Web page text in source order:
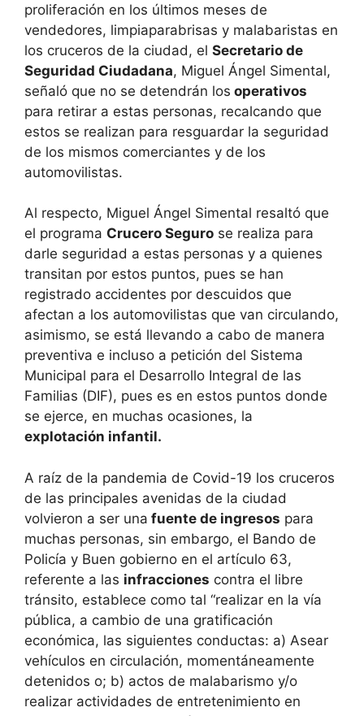
proliferación en los últimos meses de
vendedores, limpiaparabrisas y malabaristas en
los cruceros de la ciudad, el Secretario de
Seguridad Ciudadana, Miguel Ángel Simental,
señaló que no se detendrán los operativos
para retirar a estas personas, recalcando que
estos se realizan para resguardar la seguridad
de los mismos comerciantes y de los
automovilistas.
Al respecto, Miguel Ángel Simental resaltó que
el programa Crucero Seguro se realiza para
darle seguridad a estas personas y a quienes
transitan por estos puntos, pues se han
registrado accidentes por descuidos que
afectan a los automovilistas que van circulando,
asimismo, se está llevando a cabo de manera
preventiva e incluso a petición del Sistema
Municipal para el Desarrollo Integral de las
Familias (DIF), pues es en estos puntos donde
se ejerce, en muchas ocasiones, la
explotación infantil.
A raíz de la pandemia de Covid-19 los cruceros
de las principales avenidas de la ciudad
volvieron a ser una fuente de ingresos para
muchas personas, sin embargo, el Bando de
Policía y Buen gobierno en el artículo 63,
referente a las infracciones contra el libre
tránsito, establece como tal “realizar en la vía
pública, a cambio de una gratificación
económica, las siguientes conductas: a) Asear
vehículos en circulación, momentáneamente
detenidos o; b) actos de malabarismo y/o
realizar actividades de entretenimiento en